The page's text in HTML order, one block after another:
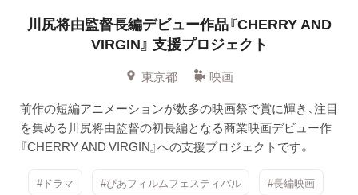
川尻将由監督長編デビュー作品『CHERRY AND
VIRGIN』 支援プロジェクト
東京都
映画
前作の短編アニメーションが数多の映画祭で賞に輝き、注目
を集める川尻将由監督の初長編となる商業映画デビュー作
『CHERRY AND VIRGIN』への支援プロジェクトです。
#ドラマ #ぴあフィルムフェスティバル #長編映画